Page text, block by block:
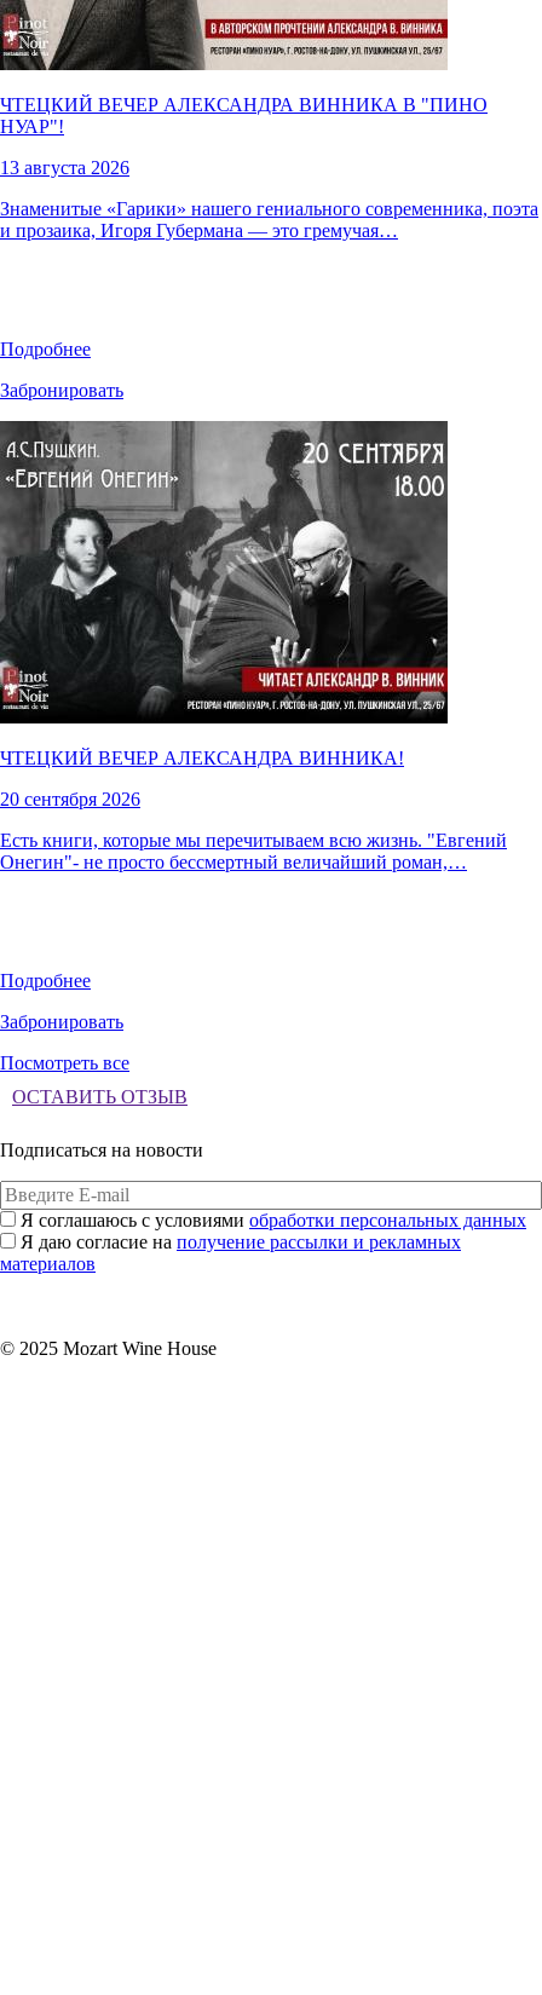
ЧТЕЦКИЙ ВЕЧЕР АЛЕКСАНДРА ВИННИКА В "ПИНО
НУАР"!
13 августа 2026
Знаменитые «Гарики» нашего гениального современника, поэта
и прозаика, Игоря Губермана — это гремучая…
Подробнее
Забронировать
ЧТЕЦКИЙ ВЕЧЕР АЛЕКСАНДРА ВИННИКА!
20 сентября 2026
Есть книги, которые мы перечитываем всю жизнь. "Евгений
Онегин"- не просто бессмертный величайший роман,…
Подробнее
Забронировать
Посмотреть все
ОСТАВИТЬ ОТЗЫВ
Подписаться на новости
Я соглашаюсь с условиями обработки персональных данных
Я даю согласие на получение рассылки и рекламных
материалов
© 2025 Mozart Wine House